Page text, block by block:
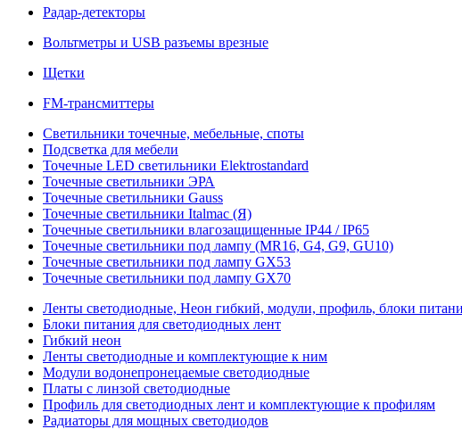
Радар-детекторы
Вольтметры и USB разъемы врезные
Щетки
FM-трансмиттеры
Светильники точечные, мебельные, споты
Подсветка для мебели
Точечные LED светильники Elektrostandard
Точечные светильники ЭРА
Точечные светильники Gauss
Точечные светильники Italmac (Я)
Точечные светильники влагозащищенные IP44 / IP65
Точечные светильники под лампу (MR16, G4, G9, GU10)
Точечные светильники под лампу GX53
Точечные светильники под лампу GX70
Ленты светодиодные, Неон гибкий, модули, профиль, блоки
Блоки питания для светодиодных лент
Гибкий неон
Ленты светодиодные и комплектующие к ним
Модули водонепронецаемые светодиодные
Платы с линзой светодиодные
Профиль для светодиодных лент и комплектующие к профилям
Радиаторы для мощных светодиодов